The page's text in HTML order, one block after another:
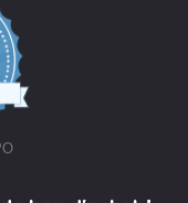
4.7